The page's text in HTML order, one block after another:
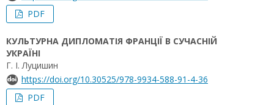
PDF
КУЛЬТУРНА ДИПЛОМАТІЯ ФРАНЦІЇ В СУЧАСНІЙ
УКРАЇНІ
Г. І. Луцишин
https://doi.org/10.30525/978-9934-588-91-4-36
PDF